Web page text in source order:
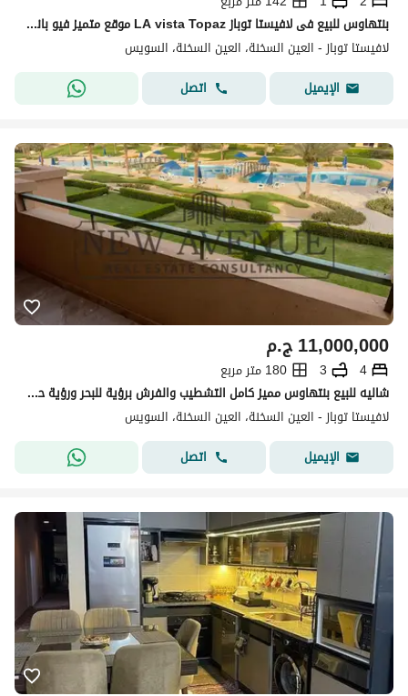
بنتهاوس للبيع فى لافيستا توباز LA vista Topaz موقع متميز فيو بانورامي على البحر
لافيستا توباز - العين السخنة، العين السخنة، السويس
الإيميل
اتصل
ج.م11,000,000
4
3
180 متر مربع
شاليه للبيع بنتهاوس مميز كامل التشطيب والفرش برؤية للبحر ورؤية حمام السباحة للبيع في لافيستا توباز العين السخنة la vista topaz
لافيستا توباز - العين السخنة، العين السخنة، السويس
الإيميل
اتصل